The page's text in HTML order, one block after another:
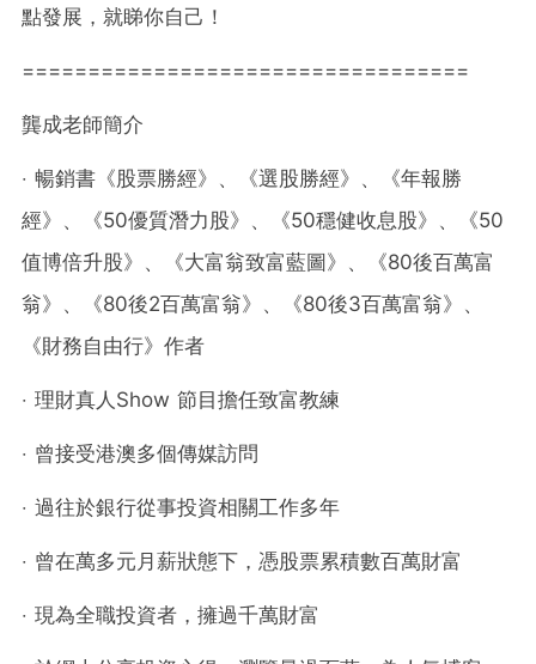
點發展，就睇你自己！
==================================
龔成老師簡介
‧ 暢銷書《股票勝經》、《選股勝經》、《年報勝
經》、《50優質潛力股》、《50穩健收息股》、《50
值博倍升股》、《大富翁致富藍圖》、《80後百萬富
翁》、《80後2百萬富翁》、《80後3百萬富翁》、
《財務自由行》作者
‧ 理財真人Show 節目擔任致富教練
‧ 曾接受港澳多個傳媒訪問
‧ 過往於銀行從事投資相關工作多年
‧ 曾在萬多元月薪狀態下，憑股票累積數百萬財富
‧ 現為全職投資者，擁過千萬財富